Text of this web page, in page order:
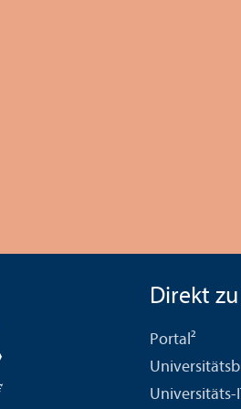
Direkt zu
Portal²
Universitäts-